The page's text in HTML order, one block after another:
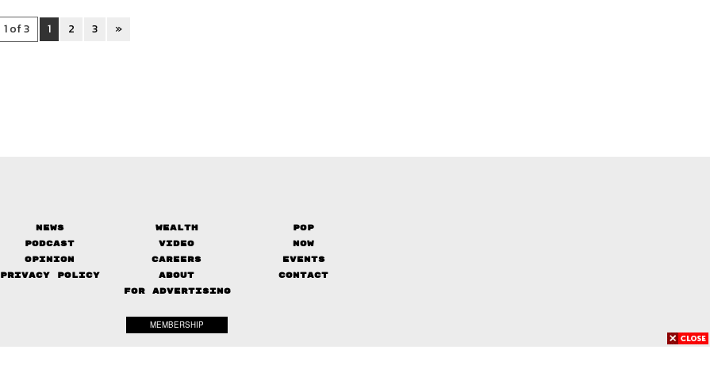
1 of 3 1 2 3 »
News Wealth
Pop
Podcast
Video
Now
Opinion
Careers
Events
Privacy Policy
About
Contact
FOR ADVERTISING
MEMBERSHIP